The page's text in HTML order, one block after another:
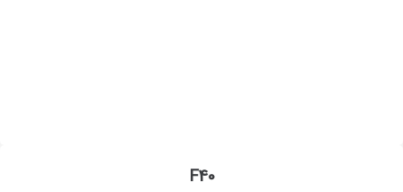
F40